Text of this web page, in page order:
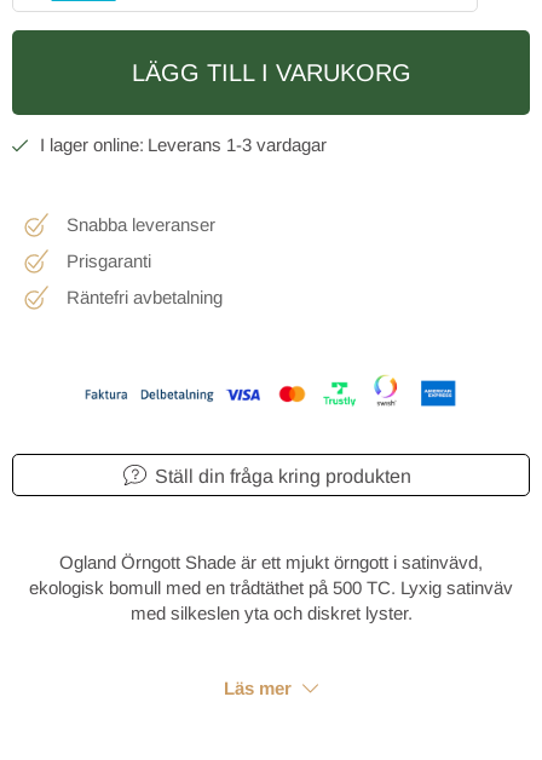
LÄGG TILL I VARUKORG
1-3 vardagar
Snabba leveranser
Prisgaranti
Räntefri avbetalning
Ställ din fråga kring produkten
Ogland Örngott Shade är ett mjukt örngott i satinvävd,
ekologisk bomull med en trådtäthet på 500 TC. Lyxig satinväv
med silkeslen yta och diskret lyster.
Läs mer